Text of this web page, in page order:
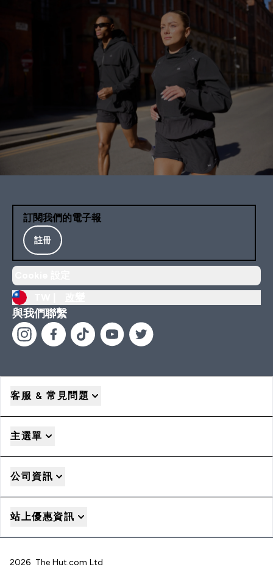
訂閱我們的電子報
註冊
與我們聯繫
客服 & 常見問題
主選單
公司資訊
站上優惠資訊
2026 The Hut.com Ltd